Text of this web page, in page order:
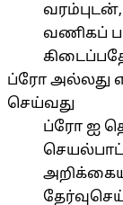
வணிகப்
ப்ரோ அல்லது
செய்வது
ப்ரோ ஐ